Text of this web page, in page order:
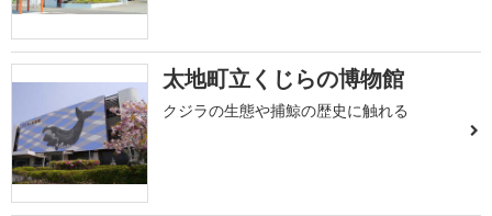
太地町立くじらの博物館
クジラの生態や捕鯨の歴史に触れる